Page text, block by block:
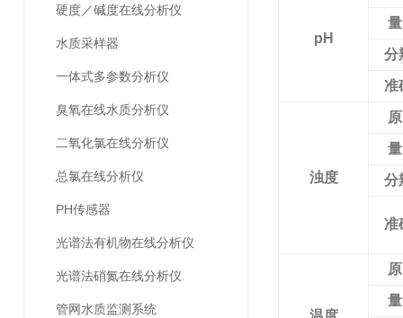
硬度／碱度在线分析仪
水质采样器
一体式多参数分析仪
臭氧在线水质分析仪
二氧化氯在线分析仪
总氯在线分析仪
PH传感器
光谱法有机物在线分析仪
光谱法硝氮在线分析仪
管网水质监测系统
pH
量
分
准
浊度
原
量
分
准
原
量